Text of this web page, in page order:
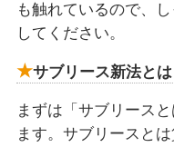
も触れているので、
してください。
サブリース新法とは
まずは「サブリース
ます。サブリースと